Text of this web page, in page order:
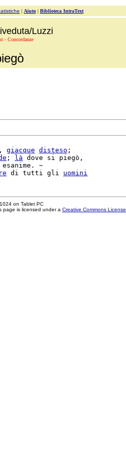
| Aiuto | Biblioteca IntraText
Luzzi
- Concordanze
, giacque disteso ;
; là dove si piegò,
esanime. ~
di tutti gli uomini
on Tablet PC
page is licensed under a Creative Commons License